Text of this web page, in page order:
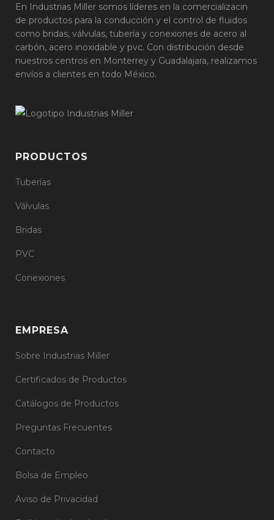
En Industrias Miller somos líderes en la comercializacin
de productos para la conducción y el control de fluidos
como bridas, válvulas, tubería y conexiones de acero al
carbón, acero inoxidable y pvc. Con distribución desde
nuestros centros en Monterrey y Guadalajara, realizamos
envíos a clientes en todo México.
PRODUCTOS
Tuberías
Válvulas
Bridas
PVC
Conexiones
EMPRESA
Sobre Industrias Miller
Certificados de Productos
Catálogos de Productos
Preguntas Frecuentes
Contacto
Bolsa de Empleo
Aviso de Privacidad